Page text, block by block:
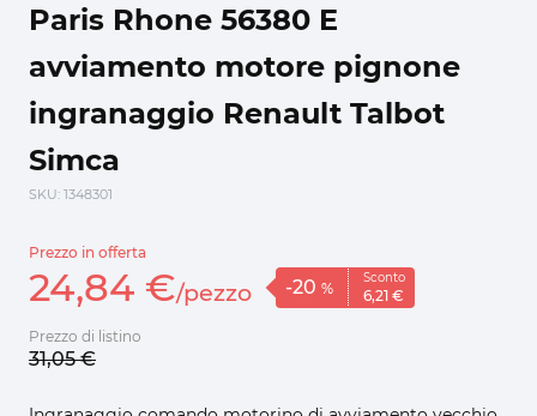
Paris Rhone 56380 E
avviamento motore pignone
ingranaggio Renault Talbot
Simca
SKU: 1348301
Prezzo in offerta
24,84 €/pezzo -20 %
Sconto
6,21 €
Prezzo di listino
31,05 €